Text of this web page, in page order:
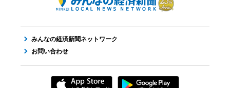
みんなの経済新聞ネットワーク
お問い合わせ